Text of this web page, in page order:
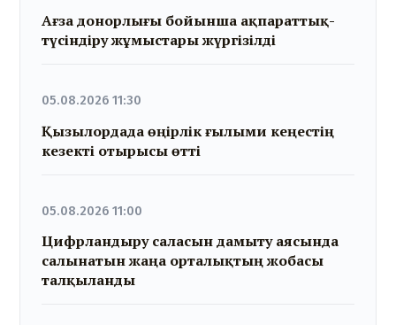
Ағза донорлығы бойынша ақпараттық-
түсіндіру жұмыстары жүргізілді
05.08.2026 11:30
Қызылордада өңірлік ғылыми кеңестің
кезекті отырысы өтті
05.08.2026 11:00
Цифрландыру саласын дамыту аясында
салынатын жаңа орталықтың жобасы
талқыланды